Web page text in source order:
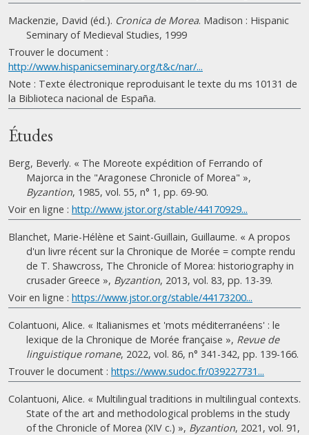
Mackenzie, David (éd.). Cronica de Morea. Madison : Hispanic
Seminary of Medieval Studies, 1999
Trouver le document :
http://www.hispanicseminary.org/t&c/nar/...
Note : Texte électronique reproduisant le texte du ms 10131 de
la Biblioteca nacional de España.
Études
Berg, Beverly. « The Moreote expédition of Ferrando of
Majorca in the "Aragonese Chronicle of Morea" »,
Byzantion, 1985, vol. 55, n° 1, pp. 69-90.
Voir en ligne : http://www.jstor.org/stable/44170929...
Blanchet, Marie-Hélène et Saint-Guillain, Guillaume. « A propos
d'un livre récent sur la Chronique de Morée = compte rendu
de T. Shawcross, The Chronicle of Morea: historiography in
crusader Greece », Byzantion, 2013, vol. 83, pp. 13-39.
Voir en ligne : https://www.jstor.org/stable/44173200...
Colantuoni, Alice. « Italianismes et 'mots méditerranéens' : le
lexique de la Chronique de Morée française », Revue de
linguistique romane, 2022, vol. 86, n° 341-342, pp. 139-166.
Trouver le document : https://www.sudoc.fr/039227731...
Colantuoni, Alice. « Multilingual traditions in multilingual contexts.
State of the art and methodological problems in the study
of the Chronicle of Morea (XIV c.) », Byzantion, 2021, vol. 91,